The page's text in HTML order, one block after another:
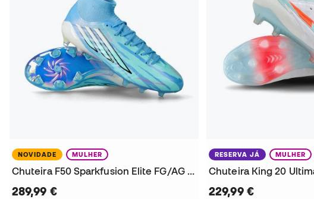
NOVIDADE MULHER
Chuteira F50 Sparkfusion Elite FG/AG Mulher
289,99 €
RESERVA JÁ MULHER
229,99 €